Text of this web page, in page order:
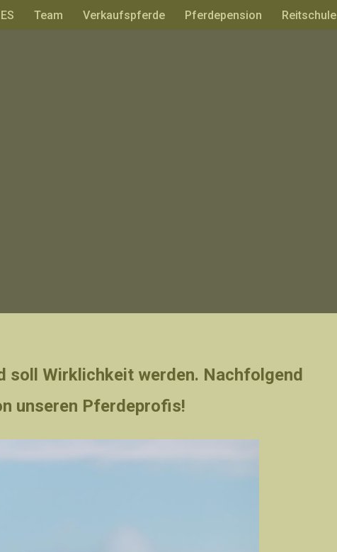
Team Verkaufspferde Pferdepension Reitschule
soll Wirklichkeit werden. Nachfolgend
unseren Pferdeprofis!